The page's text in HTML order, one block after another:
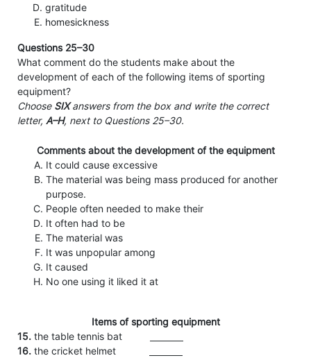
gratitude
homesickness
Questions 25–30
What comment do the students make about the
development of each of the following items of sporting
equipment?
Choose SIXanswers from the box and write the correct
letter, A–H, next to Questions 25–30.
Comments about the development of the equipment
It could cause excessive
The material was being mass produced for another
purpose.
People often needed to make their
It often had to be
The material was
It was unpopular among
It caused
No one using it liked it at
Items of sporting equipment
15. the table tennis bat
16. the cricket helmet